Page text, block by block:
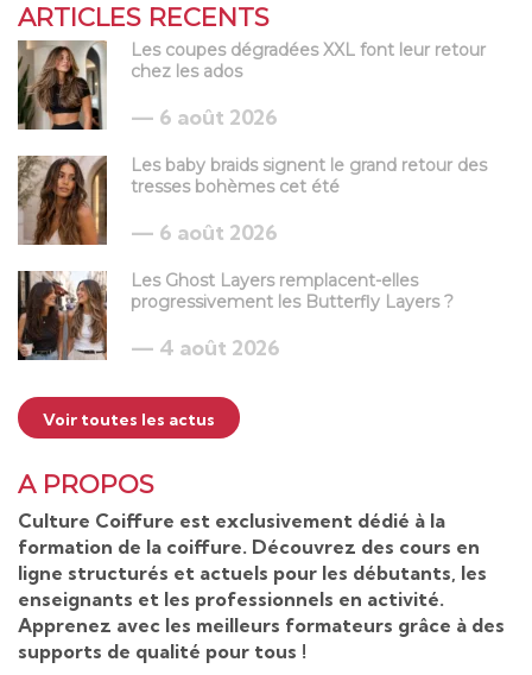
ARTICLES RECENTS
Les coupes dégradées XXL font leur retour
chez les ados
6 août 2026
Les baby braids signent le grand retour des
tresses bohèmes cet été
6 août 2026
Les Ghost Layers remplacent-elles
progressivement les Butterfly Layers ?
4 août 2026
Voir toutes les actus
A PROPOS
Culture Coiffure est exclusivement dédié à la
formation de la coiffure. Découvrez des cours en
ligne structurés et actuels pour les débutants, les
enseignants et les professionnels en activité.
Apprenez avec les meilleurs formateurs grâce à des
supports de qualité pour tous !